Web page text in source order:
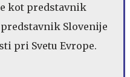
kot predstavnik
Slovenije
pri Svetu Evrope.